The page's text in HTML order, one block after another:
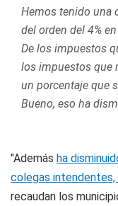
Hemos tenido una
del orden del 4%
De los impuestos
los impuestos que
un porcentaje que
Bueno, eso ha
"Además ha
colegas intendentes,
recaudan los